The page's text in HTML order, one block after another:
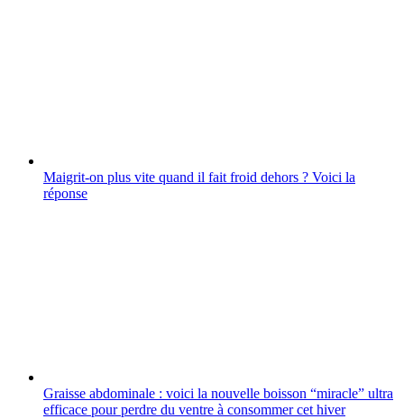
Maigrit-on plus vite quand il fait froid dehors ? Voici la
réponse
Graisse abdominale : voici la nouvelle boisson “miracle” ultra
efficace pour perdre du ventre à consommer cet hiver